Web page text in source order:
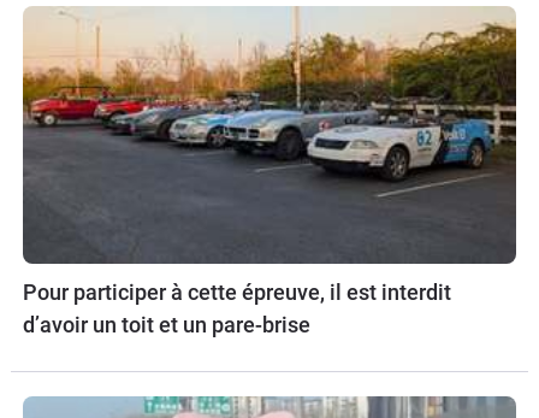
Pour participer à cette épreuve, il est interdit
d’avoir un toit et un pare-brise